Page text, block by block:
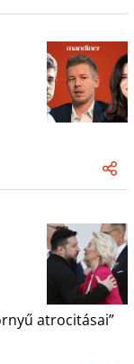
atrocitásai”